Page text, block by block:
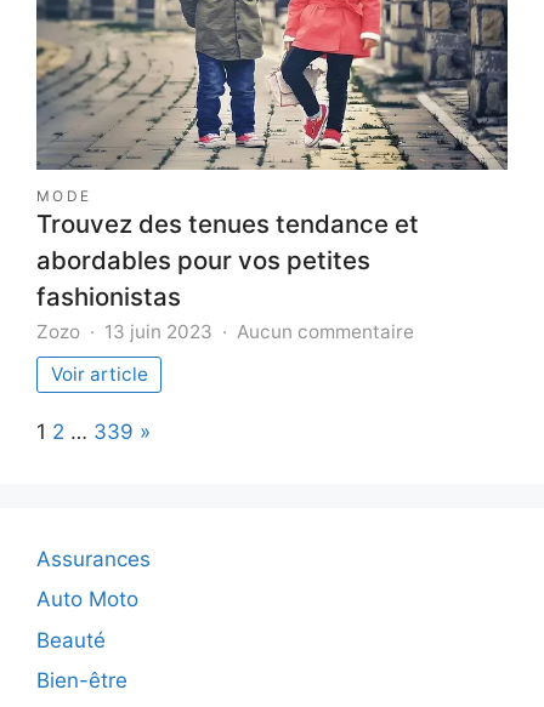
pratiques
MODE
Trouvez des tenues tendance et
abordables pour vos petites
fashionistas
Zozo 13 juin 2023 Aucun commentaire
Voir article
Page:
1 2 … 339 Next
»
Assurances
Auto Moto
Beauté
Bien-être